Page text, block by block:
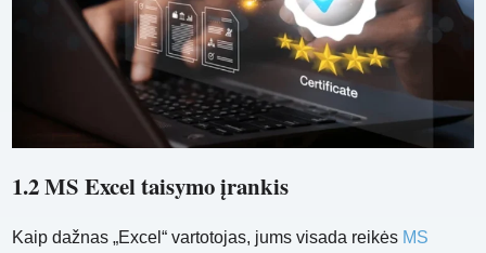
1.2 MS Excel taisymo įrankis
Kaip dažnas „Excel“ vartotojas, jums visada reikės MS